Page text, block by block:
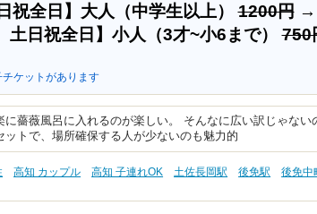
祝全日】大人（中学生以上）1200円→
土日祝全日】小人（3才~小6まで）750
ケットがあります
に薔薇風呂に入れるのが楽しい。 そんなに広い訳じゃない
ットで、場所確保する人が少ないのも魅力的
高知 カップル 高知 子連れOK 土佐長岡駅 後免駅
後免中